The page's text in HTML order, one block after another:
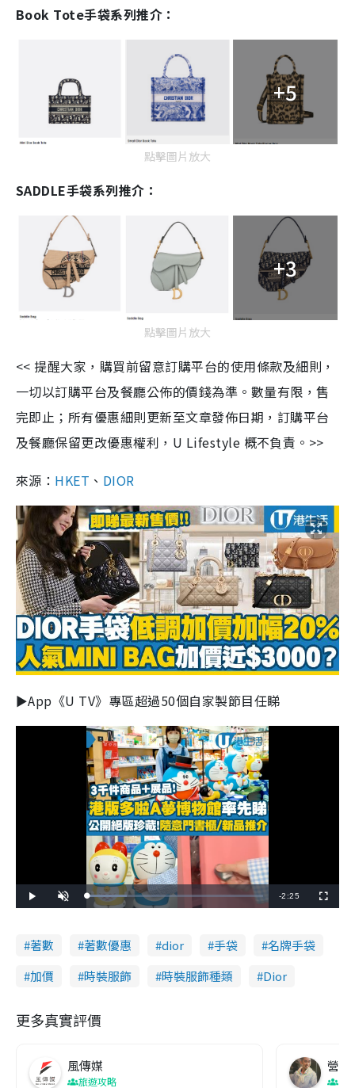
Book Tote手袋系列推介：
+5
點擊圖片放大
SADDLE手袋系列推介：
+3
點擊圖片放大
<< 提醒大家，購買前留意訂購平台的使用條款及細則，
一切以訂購平台及餐廳公佈的價錢為準。數量有限，售
完即止；所有優惠細則更新至文章發佈日期，訂購平台
及餐廳保留更改優惠權利，U Lifestyle 概不負責。>>
來源： HKET 、 DIOR
►App《U TV》專區超過50個自家製節目任睇
l
n
e
L
o
:
2
3
R
m
-2:25
u
c
r
著數 著數優惠 dior 手袋
名牌手袋
加價
時裝服飾 時裝服飾種類 Dior
更多真實評價
風傳媒
旅遊攻略
營養